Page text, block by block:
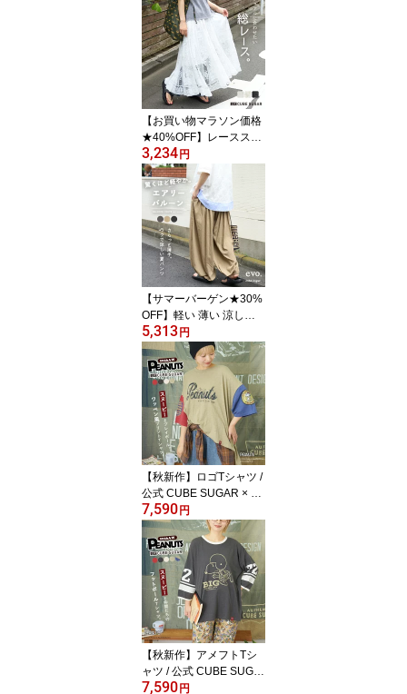
立体 ポケット イージー
コクーンパンツ (6色): ア
メカジ レディース ボト
ムス パンツ 無地 シンプ
ル カジュアル ナチュラ
ル リラックス
【お買い物マラソン価格
★40%OFF】レーススカ
ート / 公式 CUBE SUGA
R 花柄 レース ギャザー
スカート (3色): アメカジ
レディース ボトムス ス
カート 刺繍 ロング丈 ウ
エストゴム フレア カジ
ュアル ナチュラル キュ
ーブシュガー
3,234 円
【サマーバーゲン★30%
OFF】軽い 薄い 涼しい
パンツ / cube sugar evo.
(キューブシュガーエボ)
エアリーバルーンパンツ
(3色): アメカジ レディー
ス ボトムス パンツ イー
ジーパンツ ウエストゴム
無地 涼しい シンプル カ
ジュアル
5,313 円
【秋新作】ロゴTシャツ /
公式 CUBE SUGAR × PE
ANUTS ( ピーナッツ ) 3
2/-スラブ天竺 配色 ワイ
ド Tシャツ (4色): レディ
ース トップス カットソ
ー キャラクター オーバ
ーサイズ スヌーピー ア
メカジ カジュアル キュ
ーブシュガー
7,590 円
【秋新作】アメフトTシ
ャツ / 公式 CUBE SUGA
R × PEANUTS ( ピーナ
7,590 円